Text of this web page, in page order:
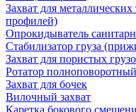
Захват для
профилей)
Опрокидыватель
Стабилизатор груза
Захват для пористых
Ротатор
Захват для бочек
Вилочный захват
Каретка бокового